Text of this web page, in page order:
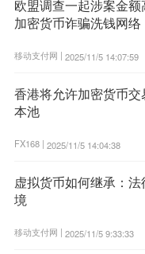
欧盟调查一起涉案金
加密货币诈骗洗钱网络
移动支付网 | 2025/11/5 14:07:59
香港将允许加密货币
本池
FX168 | 2025/11/5 14:04:38
虚拟货币如何继承：
境
移动支付网 | 2025/11/5 9:33:33